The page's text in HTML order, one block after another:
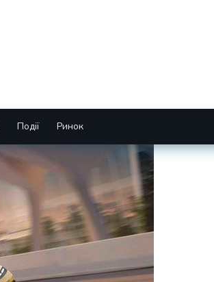
Події Ринок